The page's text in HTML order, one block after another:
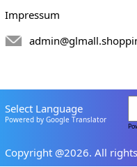
Impressum
Select Language
Powered by Google Translator
Copyright @2026. All